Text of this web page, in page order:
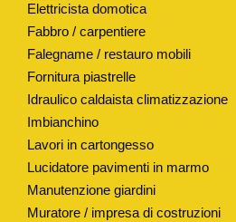
L
E
M
O
R
O
Elettricista domotica
Fabbro / carpentiere
Falegname / restauro mobili
Fornitura piastrelle
Idraulico caldaista climatizzazione
Imbianchino
Lavori in cartongesso
Lucidatore pavimenti in marmo
Manutenzione giardini
Muratore / impresa di costruzioni